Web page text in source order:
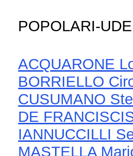
POPOLARI-
ACQUARONE
BORRIELLO
CUSUMANO
DE
IANNUCCILLI
MASTELLA